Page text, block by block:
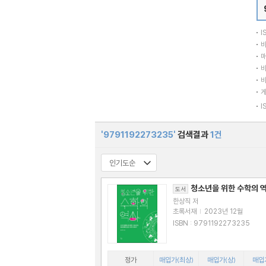
'9791192273235' 검색결과1건
도서 청소년을 위한 수학의
한상직 저
초록서재 | 2023년 12월
ISBN : 9791192273235
정가 매입가(최상) 매입가(상) 매